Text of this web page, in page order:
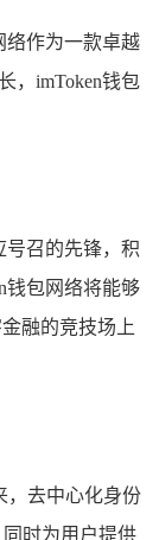
络作为一款卓越
，imToken钱包
号召的先锋，积
钱包网络将能够
融的竞技场上
，去中心化身份
时为用户提供